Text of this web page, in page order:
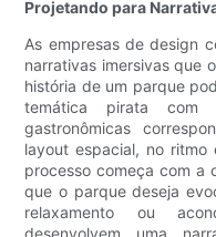
Projetando para
As empresas de design
narrativas imersivas que
história de um parque
temática pirata com
gastronômicas
layout espacial, no ritmo
processo começa com a
que o parque deseja
relaxamento ou